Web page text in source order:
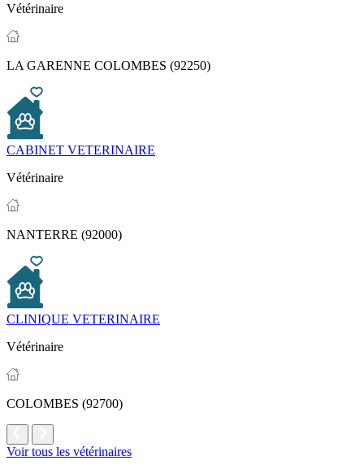
Vétérinaire
LA GARENNE COLOMBES (92250)
CABINET VETERINAIRE
Vétérinaire
NANTERRE (92000)
CLINIQUE VETERINAIRE
Vétérinaire
COLOMBES (92700)
Voir tous les vétérinaires